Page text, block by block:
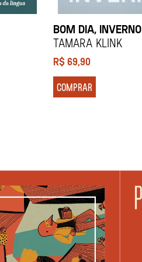
BOM DIA, INVERNO
Tamara Klink
R$69,90
COMPRAR